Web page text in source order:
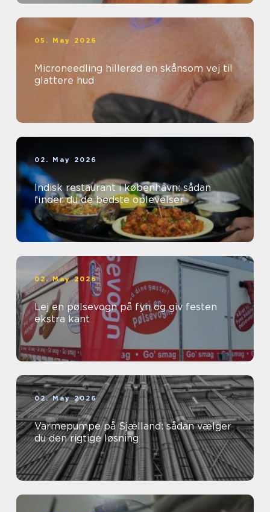
05. May 2026
Microneedling hillerød en skånsom vej til
glattere hud
02. May 2026
Indisk restaurant i københavn: sådan
finder du de bedste oplevelser
02. May 2026
Lej en pølsevogn på fyn og giv festen
ekstra kant
02. May 2026
Varmepumpe på Sjælland: sådan vælger
du den rigtige løsning